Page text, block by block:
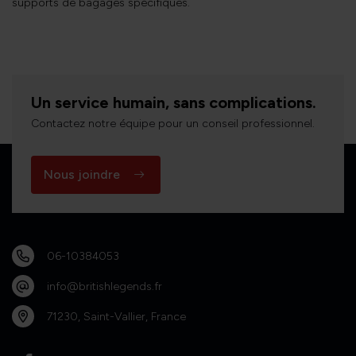
Un service humain, sans complications.
Contactez notre équipe pour un conseil professionnel.
Nous joindre
06-10384053
info@britishlegends.fr
71230, Saint-Vallier, France